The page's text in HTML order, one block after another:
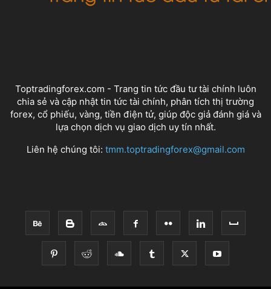
Toptradingforex.com - Trang tin tức đầu tư tài chính luôn
chia sẻ và cập nhật tin tức tài chính, phân tích thị trường
forex, cổ phiếu, vàng, tiền điện tử, giúp độc giả đánh giá và
lựa chọn dịch vụ giao dịch uy tín nhất.
Liên hệ chúng tôi: tmm.toptradingforex@gmail.com